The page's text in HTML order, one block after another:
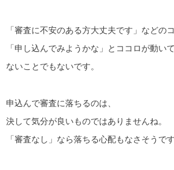
「審査に不安のある方大丈夫です」などの
「申し込んでみようかな」とココロが動い
ないことでもないです。
申込んで審査に落ちるのは、
決して気分が良いものではありませんね。
「審査なし」なら落ちる心配もなさそうです